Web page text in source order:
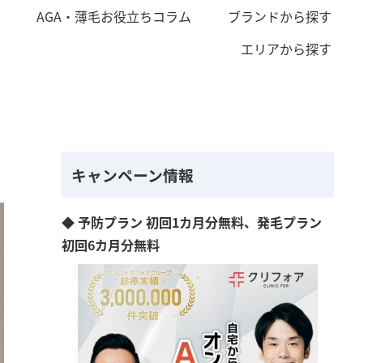
AGA・薄毛お役立ちコラム
ブランドから探す
エリアから探す
キャンペーン情報
◆ 予防プラン 初回1カ月分無料、発毛プラン
初回6カ月分無料